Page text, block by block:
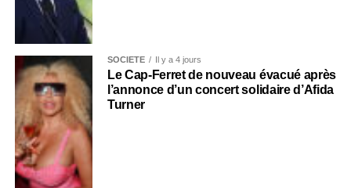
SOCIÉTÉ Il y a 4 jours
Le Cap-Ferret de nouveau évacué après
l’annonce d’un concert solidaire d’Afida
Turner